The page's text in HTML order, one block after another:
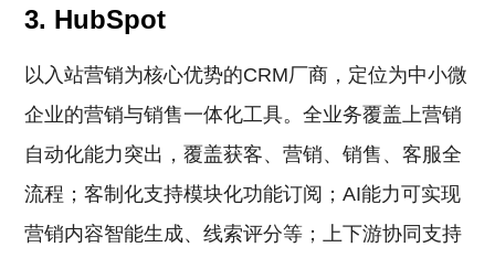
3. HubSpot
以入站营销为核心优势的CRM厂商，定位为中小微
企业的营销与销售一体化工具。全业务覆盖上营销
自动化能力突出，覆盖获客、营销、销售、客服全
流程；客制化支持模块化功能订阅；AI能力可实现
营销内容智能生成、线索评分等；上下游协同支持